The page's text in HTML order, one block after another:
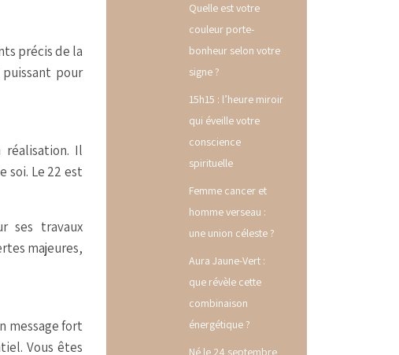
précis de la
pour
Il
soi. Le 22 est
ses travaux
majeures,
message fort
Vous êtes
Quelle est votre
couleur porte-
bonheur selon votre
signe ?
15h15 : l’heure miroir
qui éveille votre
conscience
spirituelle
Femme cancer et
homme verseau :
une union céleste ?
Aura Jaune-Vert :
que révèle cette
combinaison
énergétique ?
Né le 24 septembre